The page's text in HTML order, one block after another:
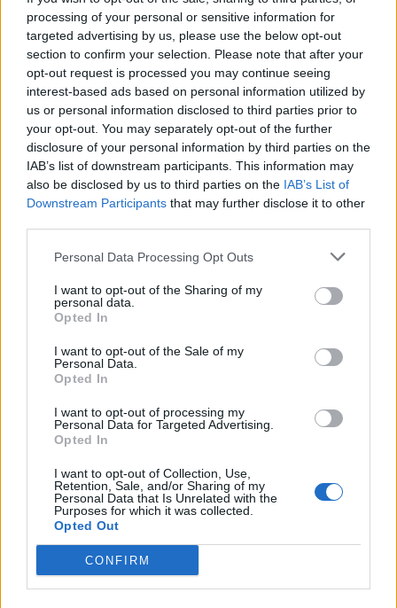
processing of your personal or sensitive information for
targeted advertising by us, please use the below opt-out
section to confirm your selection. Please note that after your
opt-out request is processed you may continue seeing
interest-based ads based on personal information utilized by
us or personal information disclosed to third parties prior to
your opt-out. You may separately opt-out of the further
disclosure of your personal information by third parties on the
IAB’s list of downstream participants. This information may
also be disclosed by us to third parties on the IAB’s List of
Downstream Participants that may further disclose it to other
Personal Data Processing Opt Outs
I want to opt-out of the Sharing of my
personal data.
Opted In
I want to opt-out of the Sale of my
Personal Data.
Opted In
I want to opt-out of processing my
Personal Data for Targeted Advertising.
Opted In
I want to opt-out of Collection, Use,
Retention, Sale, and/or Sharing of my
Personal Data that Is Unrelated with the
Purposes for which it was collected.
Opted Out
CONFIRM
Altri articoli che potrebbero piacerti
AZIENDE E MERCATI
Davide Sechi
Dal lusso circolare all’intelligenza artificiale: come
Lenush Saf costruisce un ecosistema tra creatività,
impresa e musica